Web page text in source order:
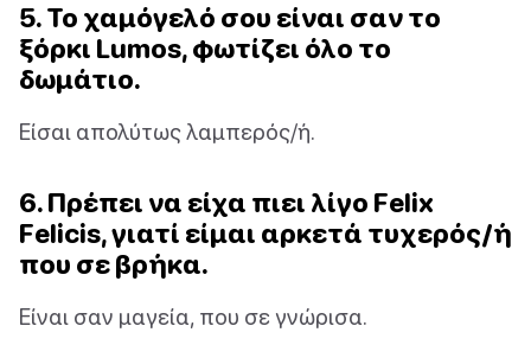
5. Το χαμόγελό σου είναι σαν το
ξόρκι Lumos, φωτίζει όλο το
δωμάτιο.
Είσαι απολύτως λαμπερός/ή.
6. Πρέπει να είχα πιει λίγο Felix
Felicis, γιατί είμαι αρκετά τυχερός/ή
που σε βρήκα.
Είναι σαν μαγεία, που σε γνώρισα.